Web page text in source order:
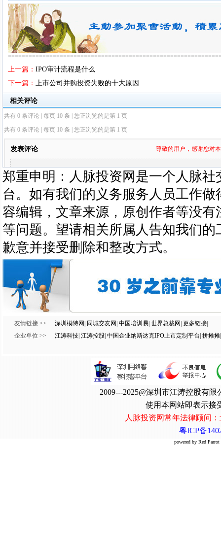
上一篇： IPO审计流程是什么
下一篇： 上市公司并购投资失败的十大原因
郑重申明：人脉投资网是一个人脉社
台。如有我们的义务服务人员工作
容编辑，文章来源，原创作者等没
等问题。望请相关所属人告知我们
歉意并接受删除和整改方式。
友情链接 >> 深圳模特网 同城交友网 中国培训易 世界总裁网 更多链接
企业单位 >>
江涛科技 江涛控股 中国企业纳斯达克IPO上市定制平台 拼摊摊
2009---2025@深圳市江涛控股有
使用本网站即表示接
人脉投资网常年法律顾问
粤ICP备
powered by Red